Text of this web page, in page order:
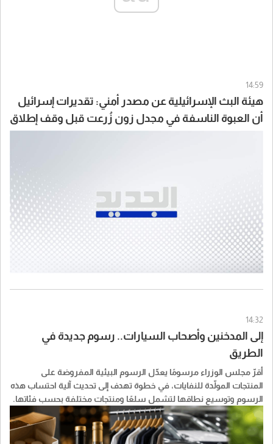
14:59
هيئة البث الإسرائيلية عن مصدر أمني: تقديرات إسرائيل
أن العبوة الناسفة في مجدل زون زُرعت قبل وقف إطلاق
14:32
إلى المدخنين وأصحاب السيارات.. رسوم جديدة في
الطريق
أقرّ مجلس الوزراء مرسومًا يعدّل الرسوم البيئية المفروضة على
المنتجات المولّدة للنفايات، في خطوة تهدف إلى تحديث آلية احتساب هذه
الرسوم وتوسيع نطاقها لتشمل سلعًا ومنتجات مختلفة بحسب فئاتها.